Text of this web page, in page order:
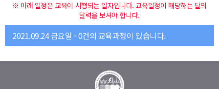
※ 아래 일정은 교육이 시행되는 일자입니다. 교육일정이 해당하는 달의
달력을 보셔야 합니다.
2021.09.24 금요일 - 0건의 교육과정이 있습니다.